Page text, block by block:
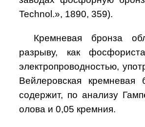
Technol.», 1890, 359).
Кремневая бронза
разрыву, как
электропроводностью,
Вейлеровская
содержит, по анализу
олова и 0,05 кремния.